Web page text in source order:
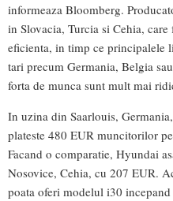
informeaza Bloomberg.
in Slovacia, Turcia si Cehia,
eficienta, in timp ce principalele
tari precum Germania, Belgia
forta de munca sunt mult mai
In uzina din Saarlouis,
plateste 480 EUR muncitorilor
Facand o comparatie, Hyundai
Nosovice, Cehia, cu 207 EUR.
poata oferi modelul i30